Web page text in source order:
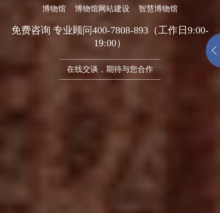
博物馆 博物馆网站建设 智慧博物馆
免费咨询 专业顾问400-7808-893（工作日9:00-
19:00）
在线交谈，期待与您合作